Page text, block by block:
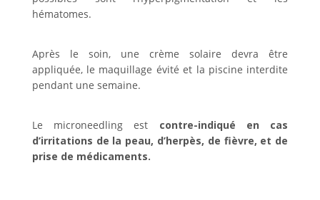
hématomes.
Après le soin, une crème solaire devra être
appliquée, le maquillage évité et la piscine interdite
pendant une semaine.
Le microneedling est contre-indiqué en cas
d’irritations de la peau, d’herpès, de fièvre, et de
prise de médicaments.